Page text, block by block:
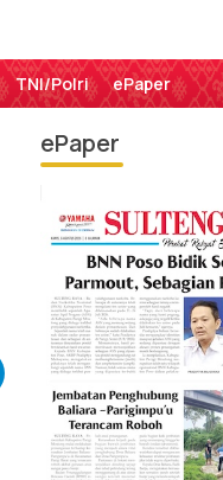
TNI/Polri ePaper
ePaper